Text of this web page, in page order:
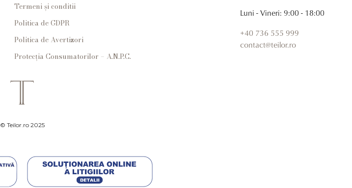
Termeni și conditii
Politica de GDPR
Politica de Avertizori
Protecția Consumatorilor – A.N.P.C.
Luni - Vineri: 9:00 - 18:00
+40 736 555 999
contact@teilor.ro
© Teilor.ro 2025